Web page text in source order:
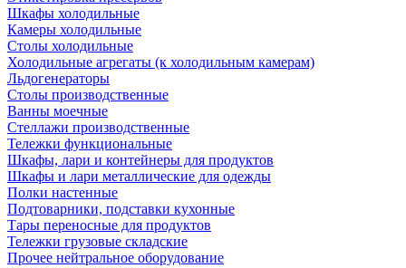
Шкафы холодильные
Камеры холодильные
Столы холодильные
Холодильные агрегаты (к холодильным камерам)
Льдогенераторы
Столы производственные
Ванны моечные
Стеллажи производственные
Тележки функциональные
Шкафы, лари и контейнеры для продуктов
Шкафы и лари металлические для одежды
Полки настенные
Подтоварники, подставки кухонные
Тары переносные для продуктов
Тележки грузовые складские
Прочее нейтральное оборудование